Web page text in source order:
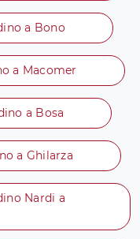
a Bono
a Macomer
a Bosa
a Ghilarza
Nardi a